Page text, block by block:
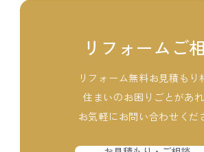
リフォームご
リフォーム無料お見積もり
住まいのお困りごとがあれ
お気軽にお問い合わせくだ